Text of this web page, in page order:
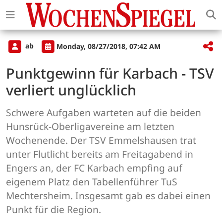
ab Monday, 08/27/2018, 07:42 AM
Punktgewinn für Karbach - TSV
verliert unglücklich
Schwere Aufgaben warteten auf die beiden
Hunsrück-Oberligavereine am letzten
Wochenende. Der TSV Emmelshausen trat
unter Flutlicht bereits am Freitagabend in
Engers an, der FC Karbach empfing auf
eigenem Platz den Tabellenführer TuS
Mechtersheim. Insgesamt gab es dabei einen
Punkt für die Region.